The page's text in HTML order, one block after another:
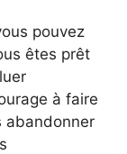
pouvez
êtes prêt
à faire
abandonner